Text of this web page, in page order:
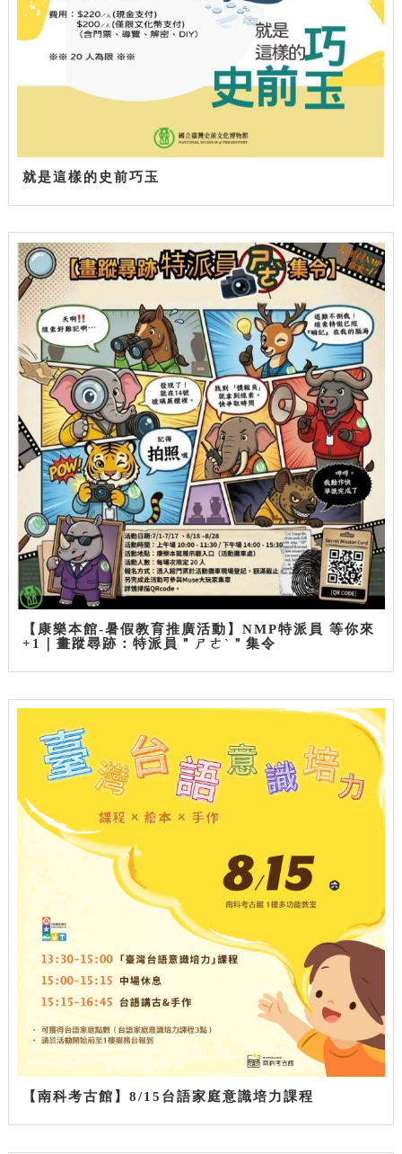
就是這樣的史前巧玉
【康樂本館-暑假教育推廣活動】NMP特派員 等你來
+1｜畫蹤尋跡：特派員＂ㄕㄜˋ＂集令
【南科考古館】8/15台語家庭意識培力課程